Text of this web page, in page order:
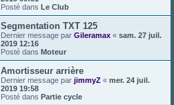
Posté dans Le Club
Segmentation TXT 125
Dernier message par Gileramax « sam. 27 juil.
2019 12:16
Posté dans Moteur
Amortisseur arrière
Dernier message par jimmyZ « mer. 24 juil.
2019 19:58
Posté dans Partie cycle